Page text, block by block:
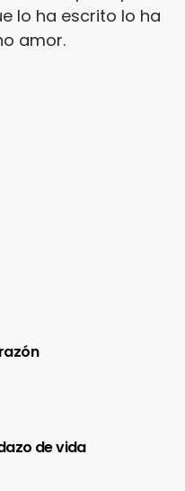
lo ha escrito lo ha
amor.
de vida